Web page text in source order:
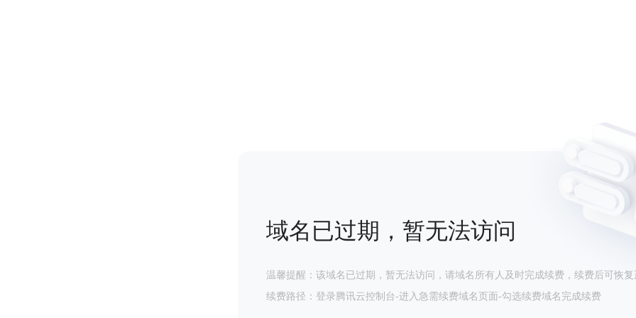
域名已过期，暂无法访问
温馨提醒：该域名已过期，暂无法访问，请域名所有人及时完成续费，续费后可恢复
续费路径：登录腾讯云控制台-进入急需续费域名页面-勾选续费域名完成续费